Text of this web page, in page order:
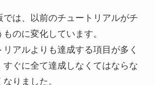
では、以前のチュートリアルがチ
のに変化しています。
リアルよりも達成する項目が多く
すぐに全て達成しなくてはならな
りました。